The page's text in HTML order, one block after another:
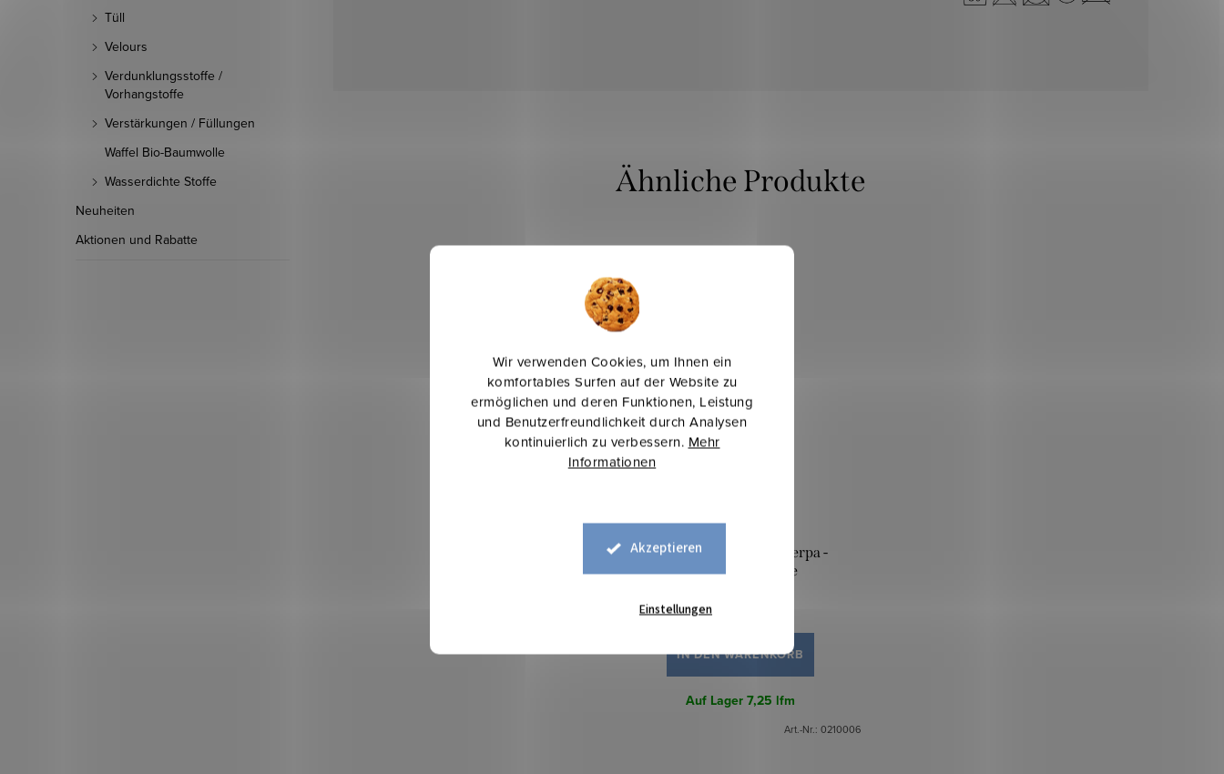
Wir verwenden Cookies, um Ihnen ein
komfortables Surfen auf der Website zu
ermöglichen und deren Funktionen, Leistung
und Benutzerfreundlichkeit durch Analysen
kontinuierlich zu verbessern. Mehr
Informationen
Akzeptieren
Einstellungen
Tüll
Velours
Verdunklungsstoffe /
Vorhangstoffe
Verstärkungen / Füllungen
Waffel Bio-Baumwolle
Wasserdichte Stoffe
Neuheiten
Aktionen und Rabatte
Gestepptes Lamm/Sherpa -
Miniblätter beige
IN DEN WARENKORB
Auf Lager 7,25 lfm
Art.-Nr.: 0210006